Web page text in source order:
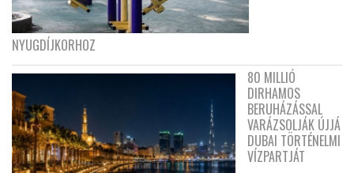
NYUGDÍJKORHOZ
80 MILLIÓ
DIRHAMOS
BERUHÁZÁSSAL
VARÁZSOLJÁK ÚJJÁ
DUBAI TÖRTÉNELMI
VÍZPARTJÁT